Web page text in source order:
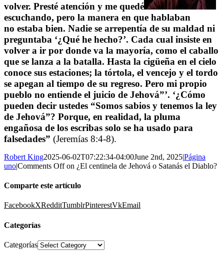
volver. Presté atención y me quedé
escuchando, pero la manera en que hablaban
no estaba bien. Nadie se arrepentía de su maldad ni
preguntaba ‘¿Qué he hecho?’. Cada cual insiste en
volver a ir por donde va la mayoría, como el caballo
que se lanza a la batalla. Hasta la cigüeña en el cielo
conoce sus estaciones; la tórtola, el vencejo y el tordo
se apegan al tiempo de su regreso. Pero mi propio
pueblo no entiende el juicio de Jehová”’. ‘¿Cómo
pueden decir ustedes “Somos sabios y tenemos la ley
de Jehová”? Porque, en realidad, la pluma
engañosa de los escribas solo se ha usado para
falsedades” (Jeremías 8:4-8).
Robert King2025-06-02T07:22:34-04:00June 2nd, 2025|Página
uno|Comments Offon ¿El centinela de Jehová o Satanás el Diablo?
Comparte este artículo
FacebookXRedditTumblrPinterestVkEmail
Categorías
Categorías